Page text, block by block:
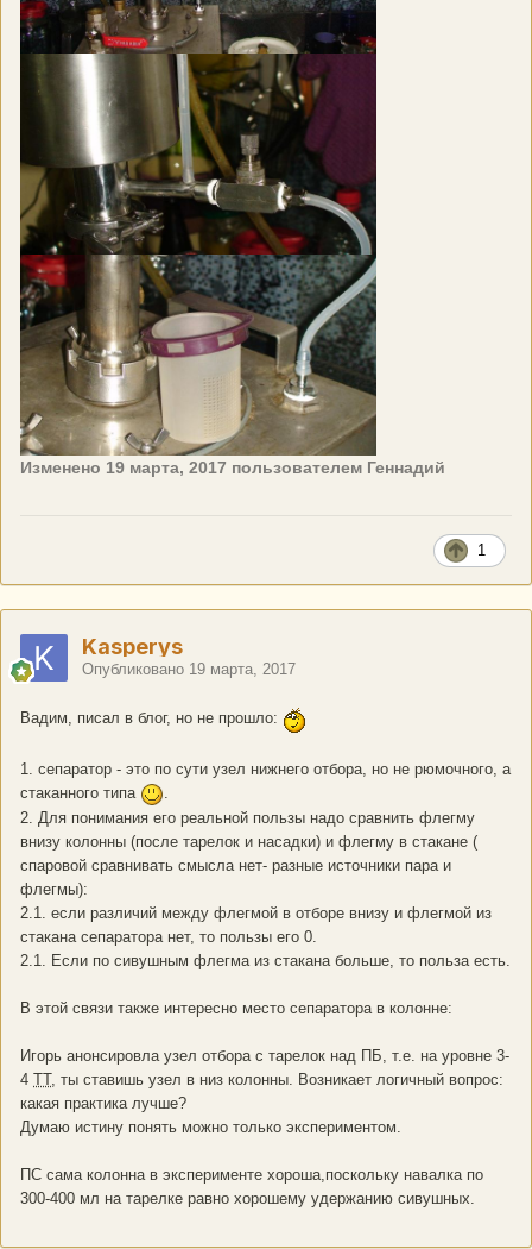
Изменено 19 марта, 2017 пользователем Геннадий
1
Kasperys
Опубликовано 19 марта, 2017
Вадим, писал в блог, но не прошло:
1. сепаратор - это по сути узел нижнего отбора, но не рюмочного, а
стаканного типа
.
2. Для понимания его реальной пользы надо сравнить флегму
внизу колонны (после тарелок и насадки) и флегму в стакане (
спаровой сравнивать смысла нет- разные источники пара и
флегмы):
2.1. если различий между флегмой в отборе внизу и флегмой из
стакана сепаратора нет, то пользы его 0.
2.1. Если по сивушным флегма из стакана больше, то польза есть.
В этой связи также интересно место сепаратора в колонне:
Игорь анонсировла узел отбора с тарелок над ПБ, т.е. на уровне 3-
4 ТТ, ты ставишь узел в низ колонны. Возникает логичный вопрос:
какая практика лучше?
Думаю истину понять можно только экспериментом.
ПС сама колонна в эксперименте хороша,поскольку навалка по
300-400 мл на тарелке равно хорошему удержанию сивушных.